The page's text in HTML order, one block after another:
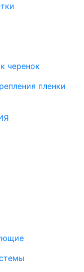
черенок
пленки